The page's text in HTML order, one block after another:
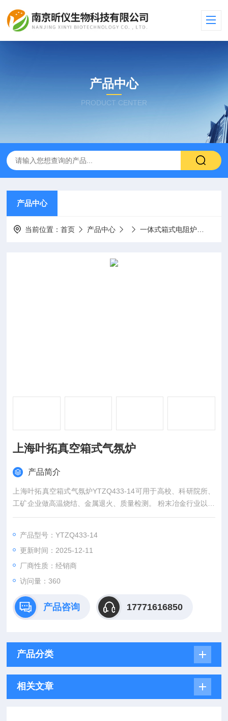
产品中心
PRODUCT CENTER
产品中心
当前位置：首页 产品中心 一体式箱式电阻炉
上海叶拓真空箱式气氛炉
产品简介
上海叶拓真空箱式气氛炉YTZQ433-14可用于高校、科研院所、
工矿企业做高温烧结、金属退火、质量检测。 粉末冶金行业以及
义齿加工行业的烘烤、氧化锆盘预烧结等。 根据加热区大小，进
通过专用的计算机控制系统来完成与单台或多台电炉的远程控
制、实时追踪、历史记录、输出报表等功能。
产品型号：YTZQ433-14
更新时间：2025-12-11
厂商性质：经销商
访问量：360
产品咨询 17771616850
产品分类
相关文章